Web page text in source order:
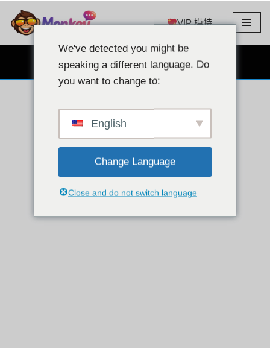
跳
至
VIP 模特
免费网络摄像头聊天
We've detected you might be
speaking a different language. Do
you want to change to:
English
Change Language
Close and do not switch language